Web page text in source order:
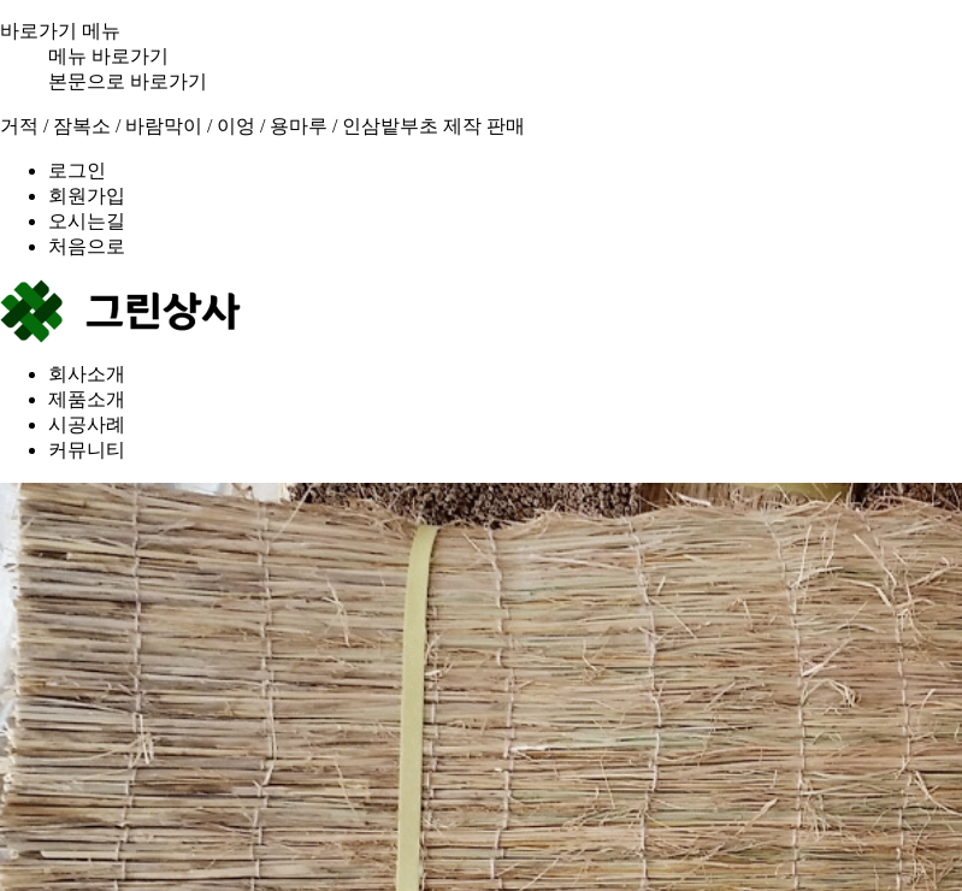
바로가기 메뉴
메뉴 바로가기
본문으로 바로가기
거적 / 잠복소 / 바람막이 / 이엉 / 용마루 / 인삼밭부초 제작 판매
로그인
회원가입
오시는길
처음으로
회사소개
제품소개
시공사례
커뮤니티